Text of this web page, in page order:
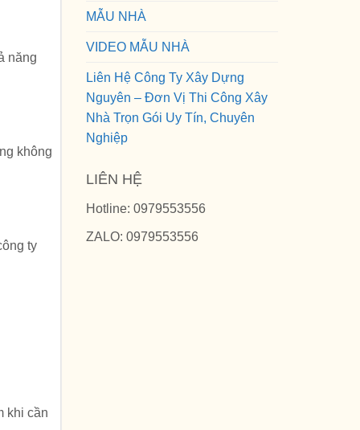
năng
không
ty
khi cần
MẪU NHÀ
VIDEO MẪU NHÀ
Liên Hệ Công Ty Xây Dựng
Nguyên – Đơn Vị Thi Công Xây
Nhà Trọn Gói Uy Tín, Chuyên
Nghiệp
LIÊN HỆ
Hotline: 0979553556
ZALO: 0979553556